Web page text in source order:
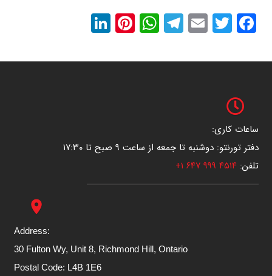
Facebook
Twitter
Email
Telegram
WhatsApp
Pinterest
ساعات کاری:
دفتر تورنتو: دوشنبه تا جمعه از ساعت ۹ صبح تا ۱۷:۳۰
تلفن:۴۵۱۴ ۹۹۹ ۶۴۷ ۱+
place
Address:
30 Fulton Wy, Unit 8, Richmond Hill, Ontario
Postal Code: L4B 1E6